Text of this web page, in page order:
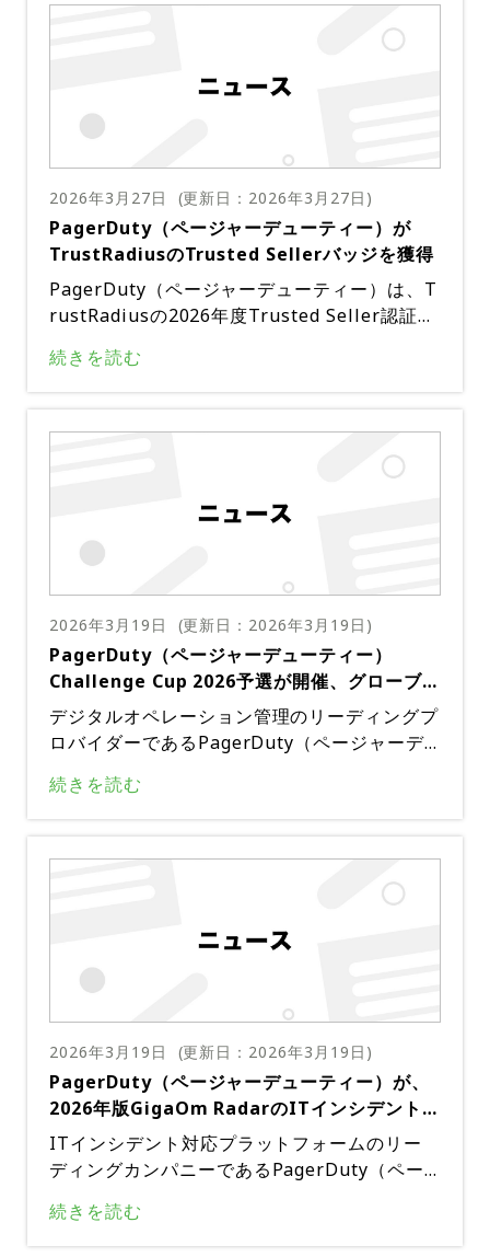
し、会場のスクリーンにリアルタイムでスコア
が表示されることで、順位の変動に伴い競争の
S、Kubernetes、NextJS、MySQLなど、広く
利用されているさまざまなテクノロジーを組み
合わせたもので、主催者はこれらの選択が現実
的な運用上の課題を反映することを目的として
いると強調した。オブザーバーは、シナリオが
技術的なトラブルシューティングとステークホ
ルダー管理を組み合わせることで、実際の障害
速な診断と修復と、影響を受ける関係者への明
確で体系的な最新情報の提供とのバランスを取
るよう促されたと指摘した。ライブ環境では、
安堵感が生まれ、コンテストのプレッシャーテ
スト的な性質が強調されたという。NECネッツ
エスアイ株式会社 DXソリューション事業本部
とセコムトラストシステムズ株式会社 DX推進
部が決勝に進出。決勝は、2026年4月15日に
東京ミッドタウンホールで開催されるPagerD
uty on Tour 2026「Tech Day」で行われる。
プログラム全体は14:30から20:00まで、Chall
enge Cup決勝は15:10から17:10まで行われる
予定だ。「LIGHT THE UNSEEN – 止められ
ない世界を、照らす光。」をテーマに、目に見
えないシステム動作を可視化することに焦点を
当てたセッションが開催される予定で、決勝で
はリアルタイムの意思決定やステークホルダー
への情報伝達など、チームの総合的な能力をテ
ストするために、より複雑なインシデントシナ
リオが導入されるとのことだ。PagerDuty Te
ch Dayへ参加登録はこちら出典：PagerDuty
わせたコンパクトなプログラムとなっている。
参加者は、PagerDutyの機能を運用目標やチ
ームのワークフローにどのように調整できるか
をより明確に感じることができるだろう。・ウ
ェビナータイトル：Welcome to PagerDuty
オペレーションの第一歩～・日時：日本時間2
026年4月23日（木）15:30〜18:00・会場：ワ
ークスタイリング東京ミッドタウン カンファ
レンスルーム・講演者：葛 智紀（PagerDuty
株式会社 Principal Customer Success Mana
ム導入の戦略的および戦術的な要素を網羅する
予定だ。議論されるトピックには、PagerDut
y導入の主な目的、基本概念と主要機能、イベ
ント取り込みとアラート処理の推奨アプローチ
などが含まれる。また、インシデント通知の実
ームの対応を改善する方法についても取り上げ
る予定だ。運用効率を高めるための自動化技術
や、インシデント管理を中心とした組織構造の
構築に関する検討事項、展開の推奨スケジュー
ルも議題に含まれている。プレゼンターは、概
念的な枠組みと具体的な事例、ベストプラクテ
ィスのヒントを組み合わせ、参加者がプラット
フォームの機能を日々の運用ニーズにマッピン
グできるよう支援することが期待されている。
セッション後はネットワーキングの時間が設け
られ、参加者はPagerDutyのスタッフや他の
軽食と飲み物が用意され、スケジュールに制約
のある方は早めに退席することも可能。このイ
ベントは主にシステム管理者、運用担当者、サ
イト信頼性エンジニアを対象としており、イン
シデント対応とサービス信頼性を担当する技術
スタッフのための実践的なフォーラムとして位
置付けられている。オンラインフォームでの登
録が必要で、実践的な学習とプレゼンターとの
直接的な交流に適した環境を確保するため、各
組織からの参加者は2名に制限されている。参
加申し込みはこちら出典：PagerDuty
2026年3月27日 (更新日： 2026年3月27日 )
PagerDuty（ページャーデューティー）が
TrustRadiusのTrusted Sellerバッジを獲得
PagerDuty（ページャーデューティー）は、T
rustRadiusの2026年度Trusted Seller認証を
コア8.6点（10点満点中）を獲得している。出
典：TrustRadius
続きを読む
2026年3月19日 (更新日： 2026年3月19日 )
PagerDuty（ページャーデューティー）
Challenge Cup 2026予選が開催、グローブラ
イドと楽天グループが決勝進出
デジタルオペレーション管理のリーディングプ
ロバイダーであるPagerDuty（ページャーデ
2026の第2回予選を開催した。エンジニアリン
グチーム同士が競い合い、現実世界で起こりう
は、2026年2月25日に開催された第1回予選の
成功を受け、2026年3月10日に開催されたこ
のイベントには、多くの参加者が集まった。P
agerDuty Challenge Cupは、単なる技術力テ
ストではない。チームワーク、コミュニケーシ
ロセスの理解度も評価される。3人1組のエン
ジニアチームが、実際のインシデントシナリオ
に対応する。チームは、インシデント解決能
力、平均応答時間（MTTA）、ステークホルダ
ーとのコミュニケーション、そして事後分析レ
ドでは、チームはインシデントコマンダー、レ
スポンダー、記録係の3つの役割に分かれ、実
続きを読む
2026年3月19日 (更新日： 2026年3月19日 )
PagerDuty（ページャーデューティー）が、
2026年版GigaOm RadarのITインシデント対
応プラットフォーム部門でリーダーおよびトッ
プパフォーマーに認定
ITインシデント対応プラットフォームのリー
ディングカンパニーであるPagerDuty（ペー
Radar for IT Incident Response Platforms
において、リーダーおよびアウトパフォーマー
続きを読む